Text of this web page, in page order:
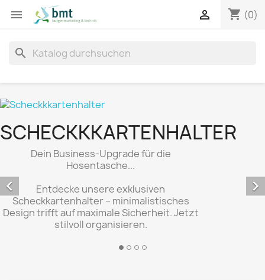
 shopping_cart (0)

search
SCHECKKKARTENHALTER
Dein Business-Upgrade für die
Hosentasche...
Entdecke unsere exklusiven
Scheckkartenhalter – minimalistisches
Design trifft auf maximale Sicherheit. Jetzt
stilvoll organisieren.
 